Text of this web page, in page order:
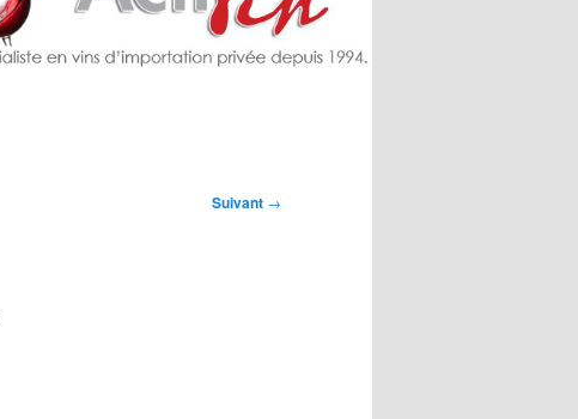
Suivant →